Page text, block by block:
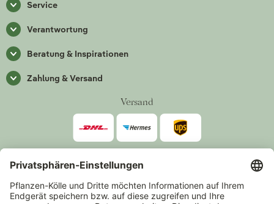
Service
Verantwortung
Beratung & Inspirationen
Zahlung & Versand
Versand
Zahlarten